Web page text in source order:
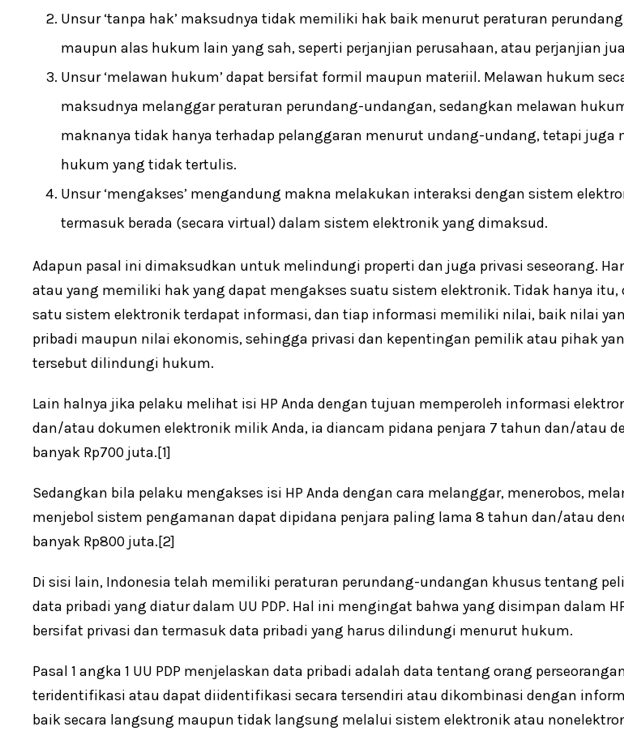
Unsur ‘tanpa hak’ maksudnya tidak memiliki hak baik menurut peraturan
maupun alas hukum lain yang sah, seperti perjanjian perusahaan, atau perjanjian
Unsur ‘melawan hukum’ dapat bersifat formil maupun materiil. Melawan hukum
maksudnya melanggar peraturan perundang-undangan, sedangkan melawan
maknanya tidak hanya terhadap pelanggaran menurut undang-undang, tetapi juga
hukum yang tidak tertulis.
Unsur ‘mengakses’ mengandung makna melakukan interaksi dengan sistem
termasuk berada (secara virtual) dalam sistem elektronik yang dimaksud.
Adapun pasal ini dimaksudkan untuk melindungi properti dan juga privasi seseorang.
atau yang memiliki hak yang dapat mengakses suatu sistem elektronik. Tidak hanya itu,
satu sistem elektronik terdapat informasi, dan tiap informasi memiliki nilai, baik nilai
pribadi maupun nilai ekonomis, sehingga privasi dan kepentingan pemilik atau pihak
tersebut dilindungi hukum.
Lain halnya jika pelaku melihat isi HP Anda dengan tujuan memperoleh informasi
dan/atau dokumen elektronik milik Anda, ia diancam pidana penjara 7 tahun dan/atau
banyak Rp700 juta.[1]
Sedangkan bila pelaku mengakses isi HP Anda dengan cara melanggar, menerobos,
menjebol sistem pengamanan dapat dipidana penjara paling lama 8 tahun dan/atau
banyak Rp800 juta.[2]
Di sisi lain, Indonesia telah memiliki peraturan perundang-undangan khusus tentang
data pribadi yang diatur dalam UU PDP. Hal ini mengingat bahwa yang disimpan dalam
bersifat privasi dan termasuk data pribadi yang harus dilindungi menurut hukum.
Pasal 1 angka 1 UU PDP menjelaskan data pribadi adalah data tentang orang
teridentifikasi atau dapat diidentifikasi secara tersendiri atau dikombinasi dengan
baik secara langsung maupun tidak langsung melalui sistem elektronik atau